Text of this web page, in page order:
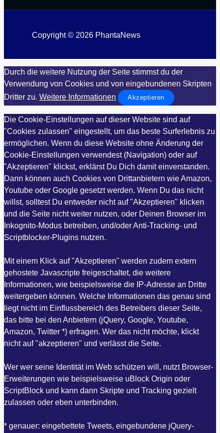
Copyright © 2026 PhantaNews
Durch die weitere Nutzung der Seite stimmst du der
Verwendung von Cookies und von eingebundenen Skripten
Dritter zu. Weitere Informationen Akzeptieren
Die Cookie-Einstellungen auf dieser Website sind auf
"Cookies zulassen" eingestellt, um das beste Surferlebnis zu
ermöglichen. Wenn du diese Website ohne Änderung der
Cookie-Einstellungen verwendest (Navigation) oder auf
"Akzeptieren" klickst, erklärst Du Dich damit einverstanden.
Dann können auch Cookies von Drittanbietern wie Amazon,
Youtube oder Google gesetzt werden. Wenn Du das nicht
willst, solltest Du entweder nicht auf "Akzeptieren" klicken
und die Seite nicht weiter nutzen, oder Deinen Browser im
Inkognito-Modus betreiben, und/oder Anti-Tracking- und
Scriptblocker-Plugins nutzen.
Mit einem Klick auf "Akzeptieren" werden zudem extern
gehostete Javascripte freigeschaltet, die weitere
Informationen, wie beispielsweise die IP-Adresse an Dritte
weitergeben können. Welche Informationen das genau sind
liegt nicht im Einflussbereich des Betreibers dieser Seite,
das bitte bei den Anbietern (jQuery, Google, Youtube,
Amazon, Twitter *) erfragen. Wer das nicht möchte, klickt
nicht auf "akzeptieren" und verlässt die Seite.
Wer wer seine Identität im Web schützen will, nutzt Browser-
Erweiterungen wie beispielsweise uBlock Origin oder
ScriptBlock und kann dann Skripte und Tracking gezielt
zulassen oder eben unterbinden.
* genauer: eingebettete Tweets, eingebundene jQuery-